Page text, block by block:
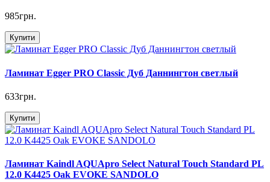
985грн.
Купити
Ламинат Egger PRO Classic Дуб Даннингтон светлый
633грн.
Купити
Ламинат Kaindl AQUApro Select Natural Touch Standard PL
12.0 K4425 Oak EVOKE SANDOLO